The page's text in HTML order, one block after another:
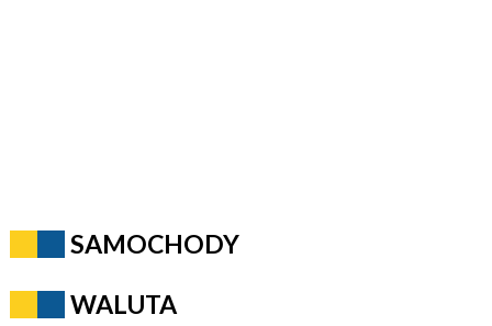
SAMOCHODY
WALUTA